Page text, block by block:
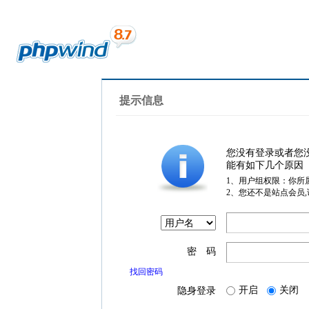
提示信息
您没有登录或者您
能有如下几个原因
1、用户组权限：你所
2、您还不是站点会员
密 码
找回密码
隐身登录 开启 关闭